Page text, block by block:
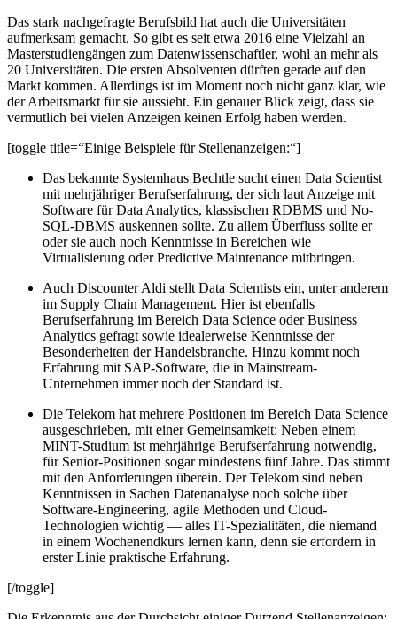
Das stark nachgefragte Berufsbild hat auch die Universitäten
aufmerksam gemacht. So gibt es seit etwa 2016 eine Vielzahl an
Masterstudiengängen zum Datenwissenschaftler, wohl an mehr als
20 Universitäten. Die ersten Absolventen dürften gerade auf den
Markt kommen. Allerdings ist im Moment noch nicht ganz klar, wie
der Arbeitsmarkt für sie aussieht. Ein genauer Blick zeigt, dass sie
vermutlich bei vielen Anzeigen keinen Erfolg haben werden.
[toggle title=“Einige Beispiele für Stellenanzeigen:“]
Das bekannte Systemhaus Bechtle sucht einen Data Scientist
mit mehrjähriger Berufserfahrung, der sich laut Anzeige mit
Software für Data Analytics, klassischen RDBMS und No-
SQL-DBMS auskennen sollte. Zu allem Überfluss sollte er
oder sie auch noch Kenntnisse in Bereichen wie
Virtualisierung oder Predictive Maintenance mitbringen.
Auch Discounter Aldi stellt Data Scientists ein, unter anderem
im Supply Chain Management. Hier ist ebenfalls
Berufserfahrung im Bereich Data Science oder Business
Analytics gefragt sowie idealerweise Kenntnisse der
Besonderheiten der Handelsbranche. Hinzu kommt noch
Erfahrung mit SAP-Software, die in Mainstream-
Unternehmen immer noch der Standard ist.
Die Telekom hat mehrere Positionen im Bereich Data Science
ausgeschrieben, mit einer Gemeinsamkeit: Neben einem
MINT-Studium ist mehrjährige Berufserfahrung notwendig,
für Senior-Positionen sogar mindestens fünf Jahre. Das stimmt
mit den Anforderungen überein. Der Telekom sind neben
Kenntnissen in Sachen Datenanalyse noch solche über
Software-Engineering, agile Methoden und Cloud-
Technologien wichtig — alles IT-Spezialitäten, die niemand
in einem Wochenendkurs lernen kann, denn sie erfordern in
erster Linie praktische Erfahrung.
[/toggle]